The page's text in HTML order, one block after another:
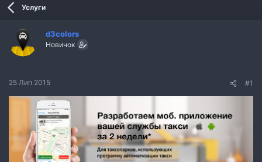
е
м
и
в
о
Услуги
d3colors
Новичок
25 Лип 2015 #1